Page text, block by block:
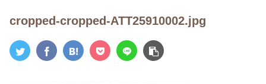
cropped-cropped-ATT25910002.jpg